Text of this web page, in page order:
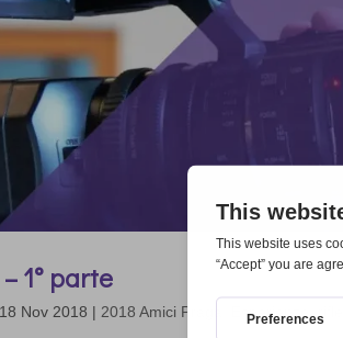
1° parte
18 Nov 2018 | 2018 Amici Praga Esperienze,